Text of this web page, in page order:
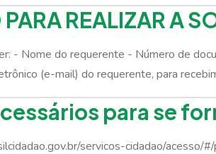
REALIZAR A
- Nome do requerente - Número de
(e-mail) do requerente, para
para se
servicos-cidadao/